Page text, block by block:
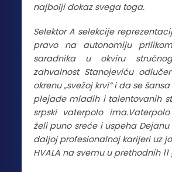
najbolji dokaz svega toga.
Selektor A selekcije
pravo na autonomiju
saradnika u okviru
zahvalnost Stanojeviću
okrenu „svežoj krvi“ i da se
plejade mladih i talentovanih
srpski vaterpolo
želi puno sreće i uspeha
daljoj profesionalnoj karijeri uz
HVALA na svemu u prethodnih